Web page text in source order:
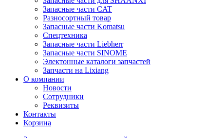
Запасные части CAT
Разносортный товар
Запасные части Komatsu
Спецтехника
Запасные части Liebherr
Запасные части SINOME
Электонные каталоги запчастей
Запчасти на Lixiang
О компании
Новости
Сотрудники
Реквизиты
Контакты
Корзина